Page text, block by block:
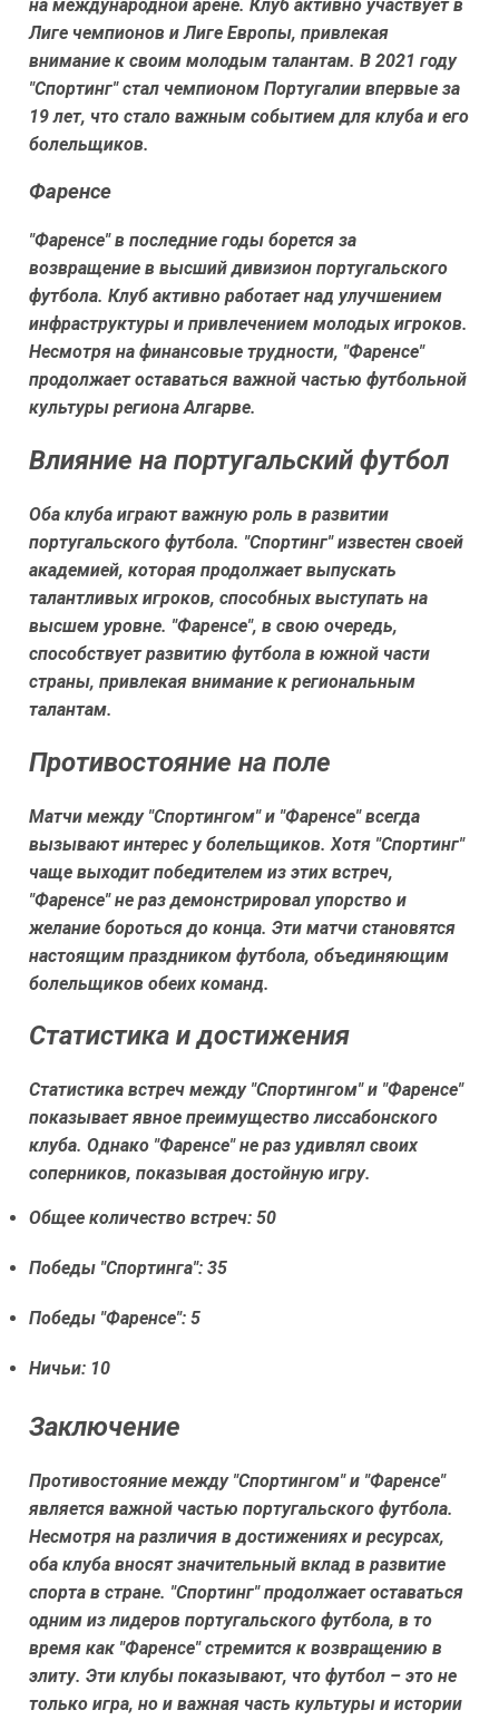
на международной арене. Клуб активно участвует в
Лиге чемпионов и Лиге Европы, привлекая
внимание к своим молодым талантам. В 2021 году
"Спортинг" стал чемпионом Португалии впервые за
19 лет, что стало важным событием для клуба и его
болельщиков.
Фаренсе
"Фаренсе" в последние годы борется за
возвращение в высший дивизион португальского
футбола. Клуб активно работает над улучшением
инфраструктуры и привлечением молодых игроков.
Несмотря на финансовые трудности, "Фаренсе"
продолжает оставаться важной частью футбольной
культуры региона Алгарве.
Влияние на португальский футбол
Оба клуба играют важную роль в развитии
португальского футбола. "Спортинг" известен своей
академией, которая продолжает выпускать
талантливых игроков, способных выступать на
высшем уровне. "Фаренсе", в свою очередь,
способствует развитию футбола в южной части
страны, привлекая внимание к региональным
талантам.
Противостояние на поле
Матчи между "Спортингом" и "Фаренсе" всегда
вызывают интерес у болельщиков. Хотя "Спортинг"
чаще выходит победителем из этих встреч,
"Фаренсе" не раз демонстрировал упорство и
желание бороться до конца. Эти матчи становятся
настоящим праздником футбола, объединяющим
болельщиков обеих команд.
Статистика и достижения
Статистика встреч между "Спортингом" и "Фаренсе"
показывает явное преимущество лиссабонского
клуба. Однако "Фаренсе" не раз удивлял своих
соперников, показывая достойную игру.
Общее количество встреч: 50
Победы "Спортинга": 35
Победы "Фаренсе": 5
Ничьи: 10
Заключение
Противостояние между "Спортингом" и "Фаренсе"
является важной частью португальского футбола.
Несмотря на различия в достижениях и ресурсах,
оба клуба вносят значительный вклад в развитие
спорта в стране. "Спортинг" продолжает оставаться
одним из лидеров португальского футбола, в то
время как "Фаренсе" стремится к возвращению в
элиту. Эти клубы показывают, что футбол – это не
только игра, но и важная часть культуры и истории